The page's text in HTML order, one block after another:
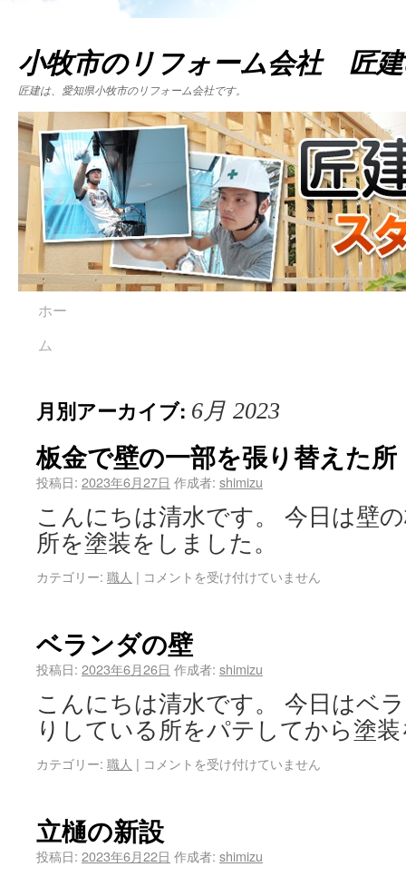
小牧市のリフォーム会社 匠
匠建は、愛知県小牧市のリフォーム会社です。
ホー
ム
月別アーカイブ: 6月 2023
板金で壁の一部を張り替えた所
投稿日: 2023年6月27日 作成者: shimizu
こんにちは清水です。 今日は壁
所を塗装をしました。
カテゴリー: 職人 | コメントを受け付けていません
ベランダの壁
投稿日: 2023年6月26日 作成者: shimizu
こんにちは清水です。 今日はベ
りしている所をパテしてから塗
カテゴリー: 職人 | コメントを受け付けていません
立樋の新設
投稿日: 2023年6月22日 作成者: shimizu